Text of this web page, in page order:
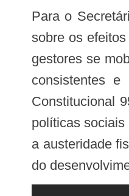
Para o Secretário Estadual de Saúde do Ceará, Henrique Javi, o Conass tem um papel relevante em propagar a informação
sobre os
gestores se
consistentes e
Constitucional
políticas sociais
a austeridade
do